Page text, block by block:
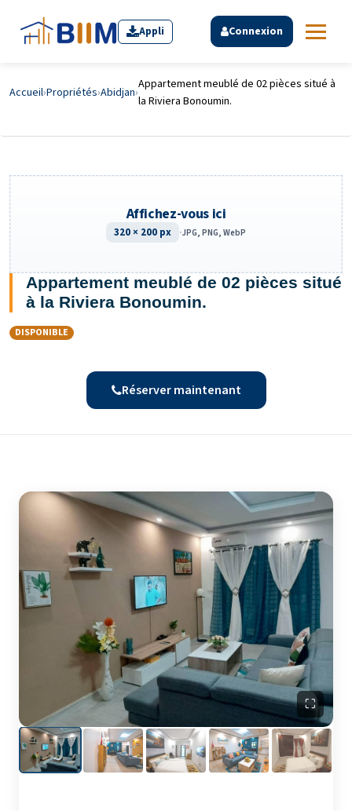
Appli Connexion
Accueil›Propriétés›Abidjan›
Appartement meublé de 02 pièces situé à
la Riviera Bonoumin.
Appartement meublé de 02 pièces situé
à la Riviera Bonoumin.
DISPONIBLE
Réserver maintenant
Affichez-vous ici
320 × 200 px ·JPG, PNG, WebP
⛶